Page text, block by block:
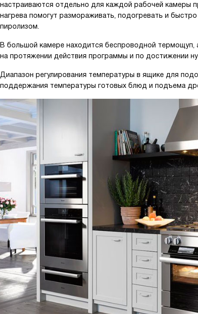
настраиваются отдельно для каждой рабочей камеры
нагрева помогут размораживать, подогревать и
пиролизом.
В большой камере находится беспроводной
на протяжении действия программы и по достижении
Диапазон регулирования температуры в ящике для
поддержания температуры готовых блюд и подъема